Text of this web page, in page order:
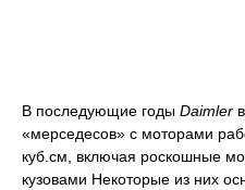
В последующие годы Daimler
«мерседесов» с моторами
куб.см, включая роскошные
кузовами Некоторые из них